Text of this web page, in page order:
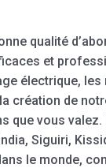
qualité
et
électrique,
création de
que vous
Siguiri,
le monde,